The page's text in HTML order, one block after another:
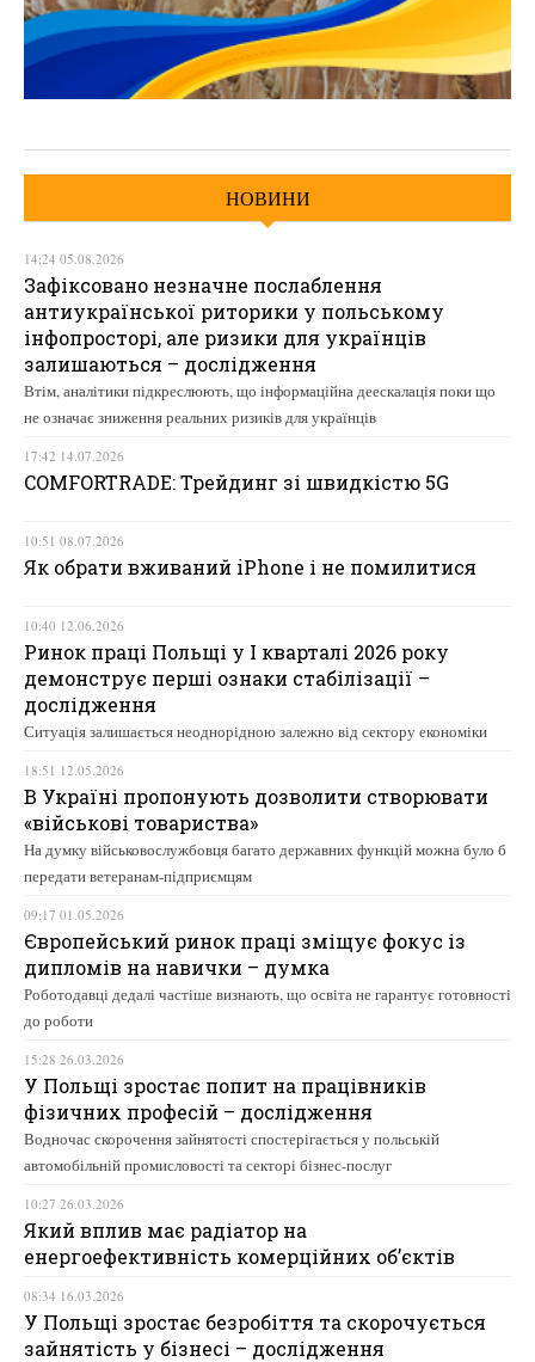
НОВИНИ
14:24 05.08.2026
Зафіксовано незначне послаблення
антиукраїнської риторики у польському
інфопросторі, але ризики для українців
залишаються – дослідження
Втім, аналітики підкреслюють, що інформаційна деескалація поки що
не означає зниження реальних ризиків для українців
17:42 14.07.2026
COMFORTRADE: Трейдинг зі швидкістю 5G
10:51 08.07.2026
Як обрати вживаний iPhone і не помилитися
10:40 12.06.2026
Ринок праці Польщі у І кварталі 2026 року
демонструє перші ознаки стабілізації –
дослідження
Ситуація залишається неоднорідною залежно від сектору економіки
18:51 12.05.2026
В Україні пропонують дозволити створювати
«військові товариства»
На думку військовослужбовця багато державних функцій можна було б
передати ветеранам-підприємцям
09:17 01.05.2026
Європейський ринок праці зміщує фокус із
дипломів на навички – думка
Роботодавці дедалі частіше визнають, що освіта не гарантує готовності
до роботи
15:28 26.03.2026
У Польщі зростає попит на працівників
фізичних професій – дослідження
Водночас скорочення зайнятості спостерігається у польській
автомобільній промисловості та секторі бізнес-послуг
10:27 26.03.2026
Який вплив має радіатор на
енергоефективність комерційних об’єктів
08:34 16.03.2026
У Польщі зростає безробіття та скорочується
зайнятість у бізнесі – дослідження